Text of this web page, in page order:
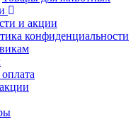
и акции
конфиденциальности